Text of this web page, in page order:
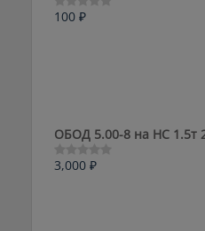
Оценка
100 ₽
ОБОД 5.00-8 на HC 1.5т
Оценка
3,000 ₽